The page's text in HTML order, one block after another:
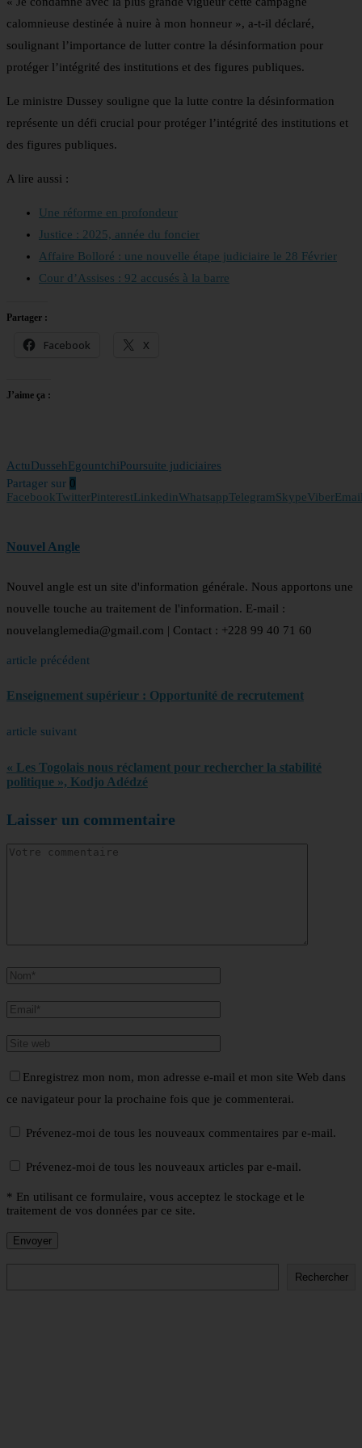
calomnieuse destinée à nuire à mon honneur », a-t-il déclaré,
soulignant l’importance de lutter contre la désinformation pour
protéger l’intégrité des institutions et des figures publiques.
Le ministre Dussey souligne que la lutte contre la désinformation
représente un défi crucial pour protéger l’intégrité des institutions et
des figures publiques.
A lire aussi :
Une réforme en profondeur
Justice : 2025, année du foncier
Affaire Bolloré : une nouvelle étape judiciaire le 28 Février
Cour d’Assises : 92 accusés à la barre
Partager :
Facebook X
J’aime ça :
ActuDussehEgountchiPoursuite judiciaires
Partager sur 0
FacebookTwitterPinterestLinkedinWhatsappTelegramSkypeViber
Nouvel Angle
Nouvel angle est un site d'information générale. Nous apportons une
nouvelle touche au traitement de l'information. E-mail :
nouvelanglemedia@gmail.com | Contact : +228 99 40 71 60
article précédent
Enseignement supérieur : Opportunité de recrutement
article suivant
« Les Togolais nous réclament pour rechercher la stabilité
politique », Kodjo Adédzé
Laisser un commentaire
Enregistrez mon nom, mon adresse e-mail et mon site Web dans
ce navigateur pour la prochaine fois que je commenterai.
Prévenez-moi de tous les nouveaux commentaires par e-mail.
Prévenez-moi de tous les nouveaux articles par e-mail.
* En utilisant ce formulaire, vous acceptez le stockage et le
traitement de vos données par ce site.
Rechercher